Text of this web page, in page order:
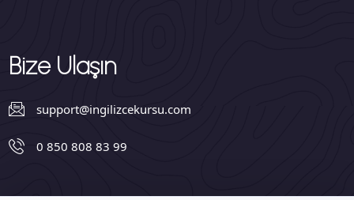
Bize Ulaşın
support@ingilizcekursu.com
0 850 808 83 99